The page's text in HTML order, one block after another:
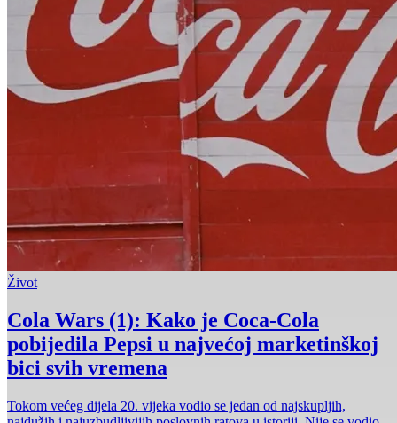
Život
Cola Wars (1): Kako je Coca-Cola
pobijedila Pepsi u najvećoj marketinškoj
bici svih vremena
Tokom većeg dijela 20. vijeka vodio se jedan od najskupljih,